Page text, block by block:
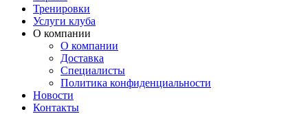
Тренировки
Услуги клуба
О компании
О компании
Доставка
Специалисты
Политика конфиденциальности
Новости
Контакты